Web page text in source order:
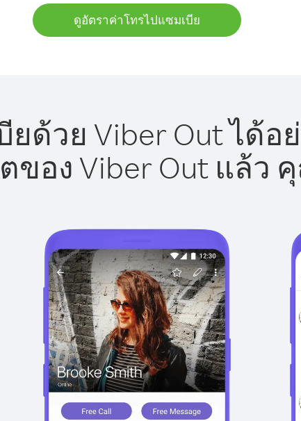
ดูอัตราค่าโทรไปแซมเบีย
ด้วย Viber Out ได้อ
ของ Viber Out แล้ว